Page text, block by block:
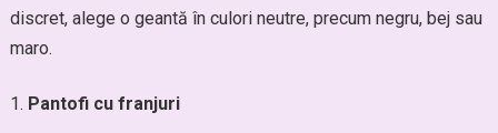
discret, alege o geantă în culori neutre, precum negru, bej sau
maro.
Pantofi cu franjuri